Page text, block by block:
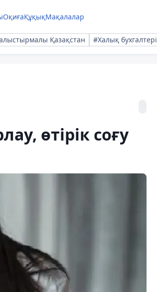
ОқиғаҚұқықМақалалар
Қазақстан #Халық бухгалтері
өтірік соғу